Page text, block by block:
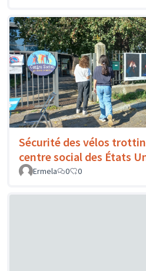
Sécurité des vélos
centre social des États
Ermela
0 0